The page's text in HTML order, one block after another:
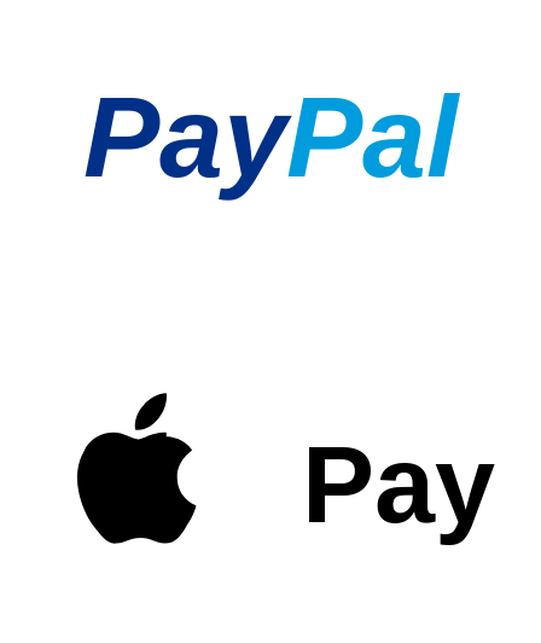
PayPal
Pay